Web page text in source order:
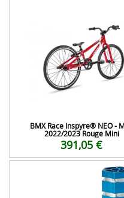
BMX Race Inspyre® NEO -
2022/2023 Rouge Mini
391,05 €